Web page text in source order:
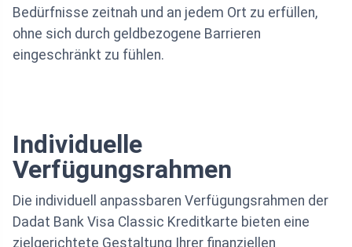
Bedürfnisse zeitnah und an jedem Ort zu erfüllen,
ohne sich durch geldbezogene Barrieren
eingeschränkt zu fühlen.
Individuelle
Verfügungsrahmen
Die individuell anpassbaren Verfügungsrahmen der
Dadat Bank Visa Classic Kreditkarte bieten eine
zielgerichtete Gestaltung Ihrer finanziellen